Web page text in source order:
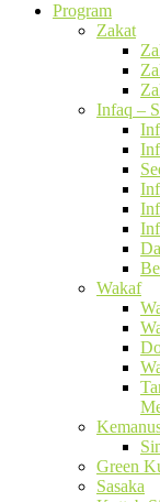
Program
Zakat
Infaq –
Wakaf
Green
Sasaka